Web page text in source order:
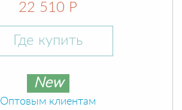
22 510 Р
Где купить
New
Оптовым клиентам